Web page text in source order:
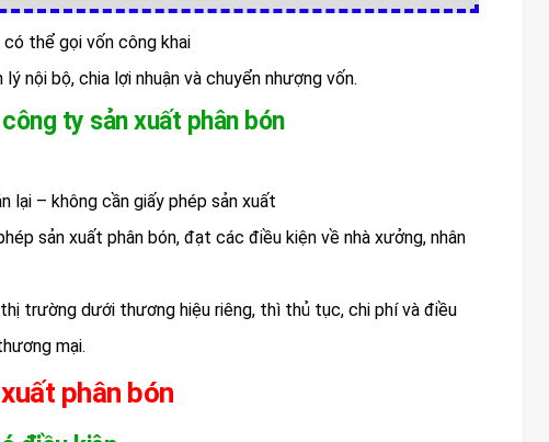
thể gọi vốn công khai
nội bộ, chia lợi nhuận và chuyển nhượng vốn.
ty sản xuất phân bón
lại – không cần giấy phép sản xuất
sản xuất phân bón, đạt các điều kiện về nhà xưởng, nhân
trường dưới thương hiệu riêng, thì thủ tục, chi phí và điều
mại.
phân bón